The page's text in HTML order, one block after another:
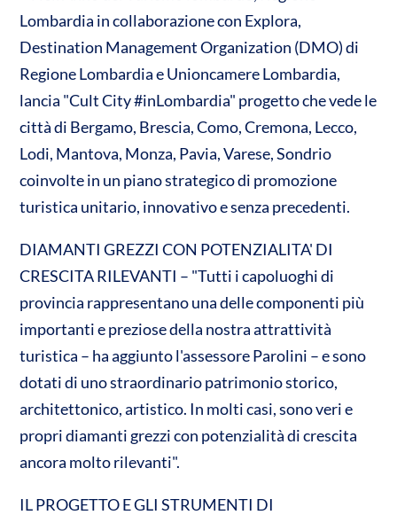
Lombardia in collaborazione con Explora,
Destination Management Organization (DMO) di
Regione Lombardia e Unioncamere Lombardia,
lancia "Cult City #inLombardia" progetto che vede le
città di Bergamo, Brescia, Como, Cremona, Lecco,
Lodi, Mantova, Monza, Pavia, Varese, Sondrio
coinvolte in un piano strategico di promozione
turistica unitario, innovativo e senza precedenti.
DIAMANTI GREZZI CON POTENZIALITA' DI
CRESCITA RILEVANTI – "Tutti i capoluoghi di
provincia rappresentano una delle componenti più
importanti e preziose della nostra attrattività
turistica – ha aggiunto l'assessore Parolini – e sono
dotati di uno straordinario patrimonio storico,
architettonico, artistico. In molti casi, sono veri e
propri diamanti grezzi con potenzialità di crescita
ancora molto rilevanti".
IL PROGETTO E GLI STRUMENTI DI